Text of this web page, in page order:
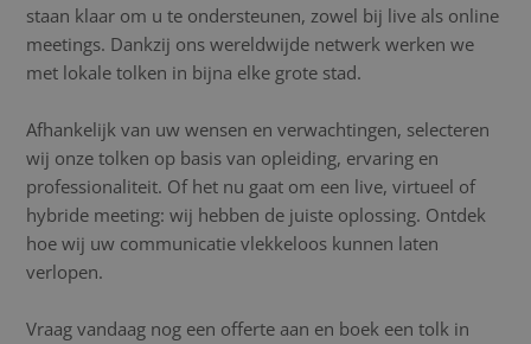
staan klaar om u te ondersteunen, zowel bij live als online
meetings. Dankzij ons wereldwijde netwerk werken we
met lokale tolken in bijna elke grote stad.
Afhankelijk van uw wensen en verwachtingen, selecteren
wij onze tolken op basis van opleiding, ervaring en
professionaliteit. Of het nu gaat om een live, virtueel of
hybride meeting: wij hebben de juiste oplossing. Ontdek
hoe wij uw communicatie vlekkeloos kunnen laten
verlopen.
Vraag vandaag nog een offerte aan en boek een tolk in